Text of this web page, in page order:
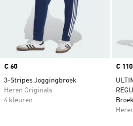
Price
€ 60
3-Stripes Joggingbroek
Heren Originals
4 kleuren
Price
€ 110
Broek